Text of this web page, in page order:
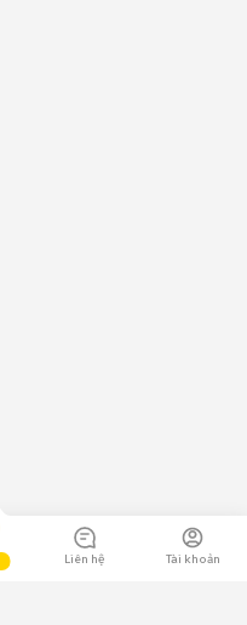
Liên hệ Tài khoản